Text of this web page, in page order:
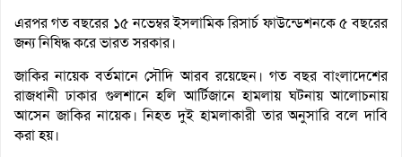
এরপর গত বছরের ১৫ নভেম্বর ইসলামিক রিসার্চ ফাউন্ডেশনকে ৫ বছরের
জন্য নিষিদ্ধ করে ভারত সরকার।
জাকির নায়েক বর্তমানে সৌদি আরব রয়েছেন। গত বছর বাংলাদেশের
রাজধানী ঢাকার গুলশানে হলি আর্টিজানে হামলায় ঘটনায় আলোচনায়
আসেন জাকির নায়েক। নিহত দুই হামলাকারী তার অনুসারি বলে দাবি
করা হয়।